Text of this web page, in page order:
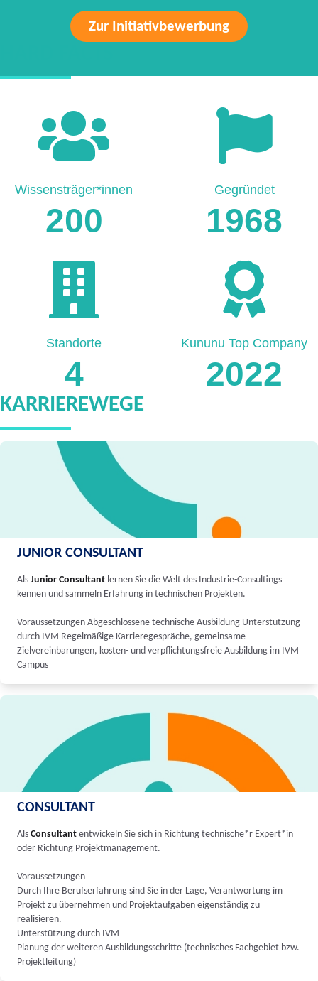
Zur Initiativbewerbung
200
Wissensträger*innen
1968
Gegründet
4
Standorte
2022
Kununu Top Company
KARRIEREWEGE
JUNIOR CONSULTANT
Als Junior Consultant lernen Sie die Welt des Industrie-Consultings
kennen und sammeln Erfahrung in technischen Projekten.
Voraussetzungen Abgeschlossene technische Ausbildung Unterstützung
durch IVM Regelmäßige Karrieregespräche, gemeinsame
Zielvereinbarungen, kosten- und verpflichtungsfreie Ausbildung im IVM
Campus
CONSULTANT
Als Consultant entwickeln Sie sich in Richtung technische*r Expert*in
oder Richtung Projektmanagement.
Voraussetzungen
Durch Ihre Berufserfahrung sind Sie in der Lage, Verantwortung im
Projekt zu übernehmen und Projektaufgaben eigenständig zu
realisieren.
Unterstützung durch IVM
Planung der weiteren Ausbildungsschritte (technisches Fachgebiet bzw.
Projektleitung)